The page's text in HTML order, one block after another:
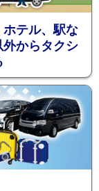
ホテル、駅な
外からタクシ